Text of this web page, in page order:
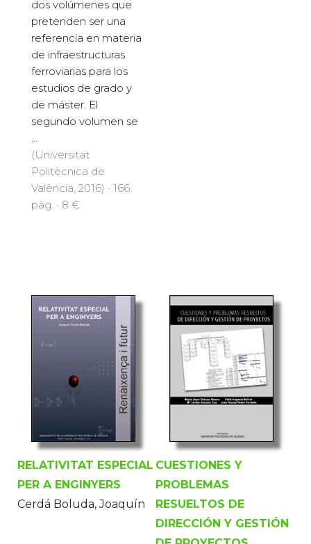
dos volúmenes que
pretenden ser una
referencia en materia
de infraestructuras
ferroviarias para los
estudios de grado y
de máster. El
segundo volumen se
...
(Universitat
Politècnica de
València, 2016) · 166
pàg. · 8 €
RELATIVITAT ESPECIAL
PER A ENGINYERS
Cerdá Boluda, Joaquín
CUESTIONES Y
PROBLEMAS
RESUELTOS DE
DIRECCIÓN Y GESTIÓN